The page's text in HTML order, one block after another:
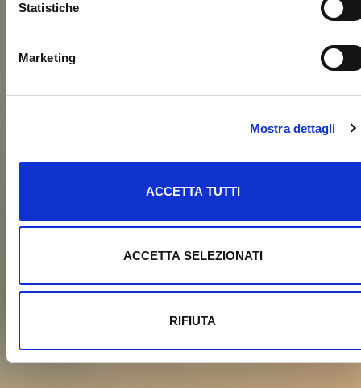
Statistiche
Marketing
Mostra dettagli
ACCETTA TUTTI
ACCETTA SELEZIONATI
RIFIUTA